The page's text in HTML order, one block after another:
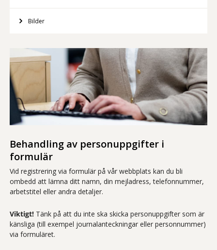
Bilder
Behandling av personuppgifter i
formulär
Vid registrering via formulär på vår webbplats kan du bli
ombedd att lämna ditt namn, din mejladress, telefonnummer,
arbetstitel eller andra detaljer.
Viktigt! Tänk på att du inte ska skicka personuppgifter som är
känsliga (till exempel journalanteckningar eller personnummer)
via formuläret.